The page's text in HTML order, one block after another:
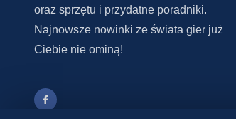
oraz sprzętu i przydatne poradniki.
Najnowsze nowinki ze świata gier już
Ciebie nie ominą!